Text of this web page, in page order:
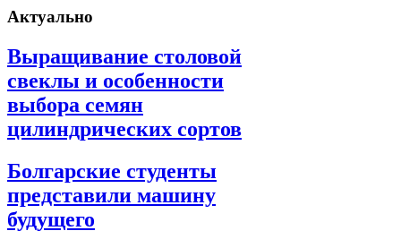
Актуально
Выращивание столовой
свеклы и особенности
выбора семян
цилиндрических сортов
Болгарские студенты
представили машину
будущего